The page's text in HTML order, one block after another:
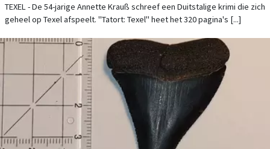
TEXEL - De 54-jarige Annette Krauß schreef een Duitstalige krimi die zich
geheel op Texel afspeelt. "Tatort: Texel" heet het 320 pagina's [...]